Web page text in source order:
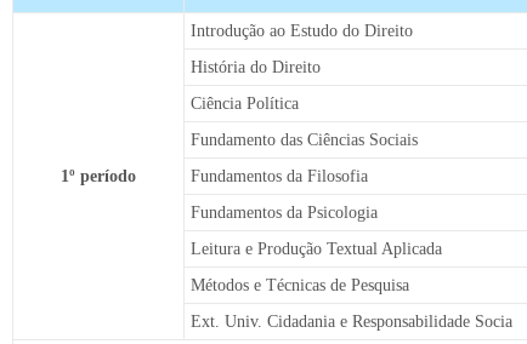
1º período
Introdução ao Estudo do Direito
História do Direito
Ciência Política
Fundamento das Ciências Sociais
Fundamentos da Filosofia
Fundamentos da Psicologia
Leitura e Produção Textual Aplicada
Métodos e Técnicas de Pesquisa
Ext. Univ. Cidadania e Responsabilidade Socia